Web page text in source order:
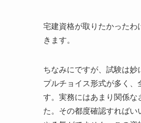
宅建資格が取りたかった
きます。
ちなみにですが、試験は
プルチョイス形式が多く、
す。実務にはあまり関係な
た。その都度確認すれば